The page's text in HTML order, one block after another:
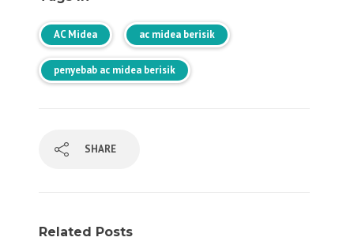
AC Midea ac midea berisik
penyebab ac midea berisik
SHARE
Related Posts